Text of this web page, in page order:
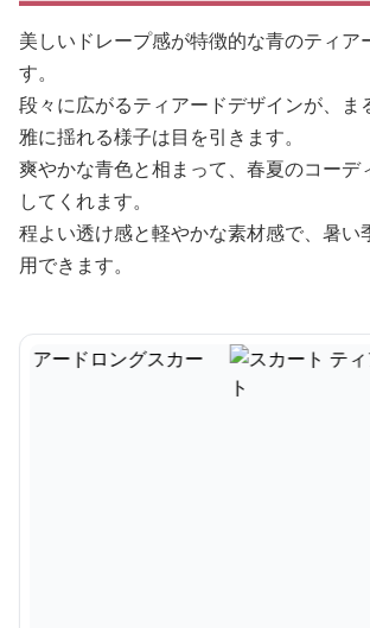
美しいドレープ感が特徴的な青のティア
す。
段々に広がるティアードデザインが、ま
雅に揺れる様子は目を引きます。
爽やかな青色と相まって、春夏のコーデ
してくれます。
程よい透け感と軽やかな素材感で、暑い
用できます。